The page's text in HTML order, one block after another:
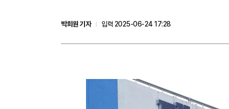
박희원 기자
입력 2025-06-24 17:28